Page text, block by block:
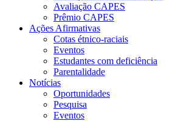
Avaliação CAPES
Prêmio CAPES
Ações Afirmativas
Cotas étnico-raciais
Eventos
Estudantes com deficiência
Parentalidade
Notícias
Oportunidades
Pesquisa
Eventos